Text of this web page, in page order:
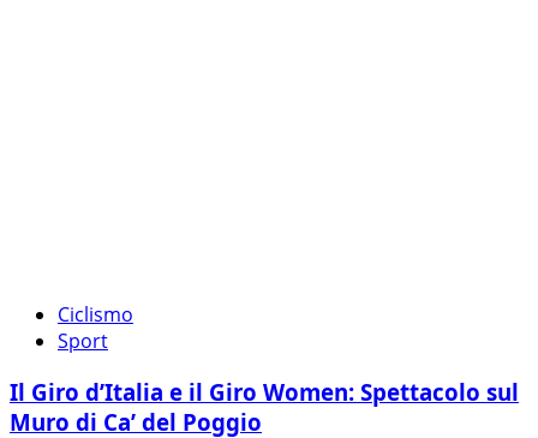
Ciclismo
Sport
Il Giro d’Italia e il Giro Women: Spettacolo sul
Muro di Ca’ del Poggio